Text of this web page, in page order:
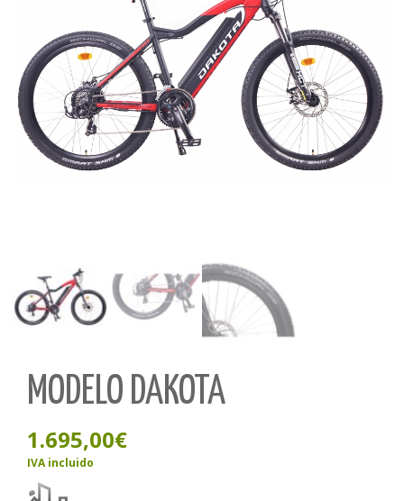
MODELO DAKOTA
1.695,00€
IVA incluido